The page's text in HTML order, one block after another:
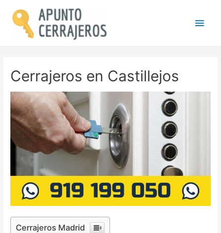
Cerrajeros en Castillejos
Cerrajeros Madrid